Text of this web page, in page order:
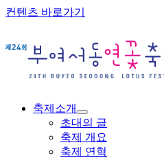
컨텐츠 바로가기
축제소개
초대의 글
축제 개요
축제 연혁